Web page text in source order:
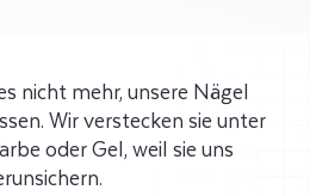
nicht mehr, unsere Nägel
Wir verstecken sie unter
oder Gel, weil sie uns